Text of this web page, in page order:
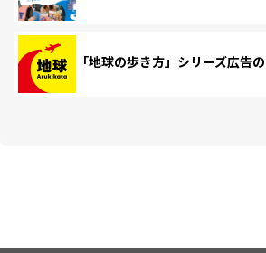
「地球の歩き方」シリーズ広告